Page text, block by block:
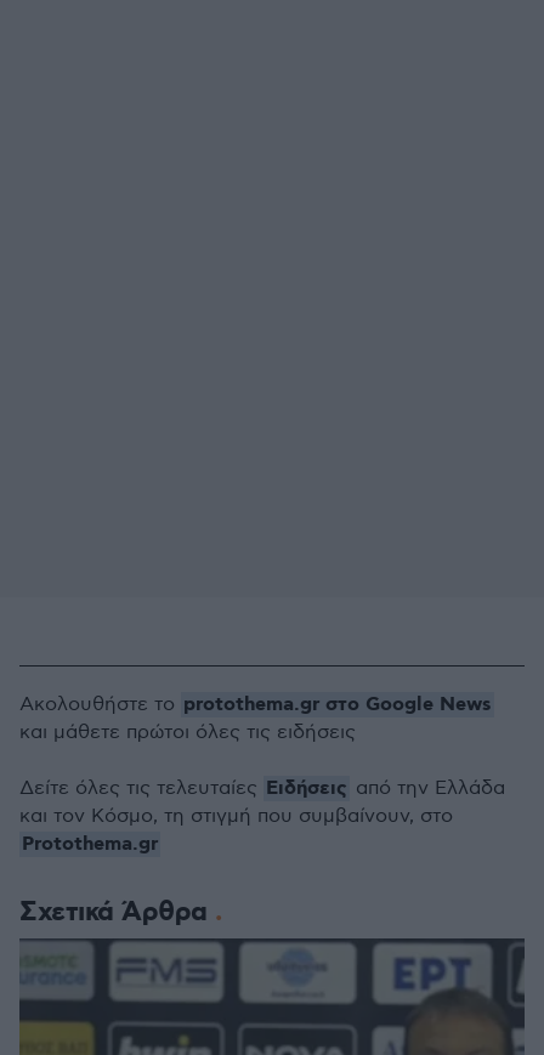
Σχετικά Άρθρα
Ακολουθήστε το protothema.gr στο Google News
και μάθετε πρώτοι όλες τις ειδήσεις
Δείτε όλες τις τελευταίες Ειδήσεις από την Ελλάδα
και τον Κόσμο, τη στιγμή που συμβαίνουν, στο
Protothema.gr